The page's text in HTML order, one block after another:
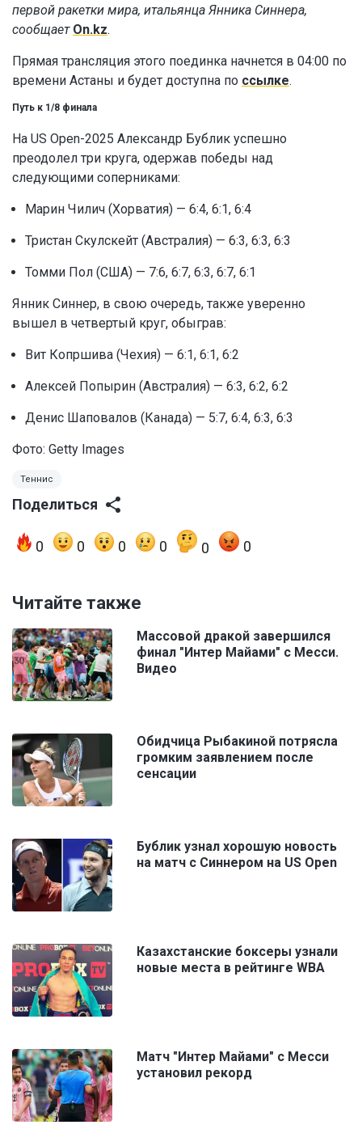
первой ракетки мира, итальянца Янника Синнера,
сообщает On.kz.
Прямая трансляция этого поединка начнется в 04:00 по
времени Астаны и будет доступна по ссылке.
Путь к 1/8 финала
На US Open-2025 Александр Бублик успешно
преодолел три круга, одержав победы над
следующими соперниками:
Марин Чилич (Хорватия) — 6:4, 6:1, 6:4
Тристан Скулскейт (Австралия) — 6:3, 6:3, 6:3
Томми Пол (США) — 7:6, 6:7, 6:3, 6:7, 6:1
Янник Синнер, в свою очередь, также уверенно
вышел в четвертый круг, обыграв:
Вит Копршива (Чехия) — 6:1, 6:1, 6:2
Алексей Попырин (Австралия) — 6:3, 6:2, 6:2
Денис Шаповалов (Канада) — 5:7, 6:4, 6:3, 6:3
Фото: Getty Images
Теннис
Поделиться
0 0 0 0 0 0
Читайте также
Массовой дракой завершился
финал "Интер Майами" с Месси.
Видео
Обидчица Рыбакиной потрясла
громким заявлением после
сенсации
Бублик узнал хорошую новость
на матч с Синнером на US Open
Казахстанские боксеры узнали
новые места в рейтинге WBA
Матч "Интер Майами" с Месси
установил рекорд